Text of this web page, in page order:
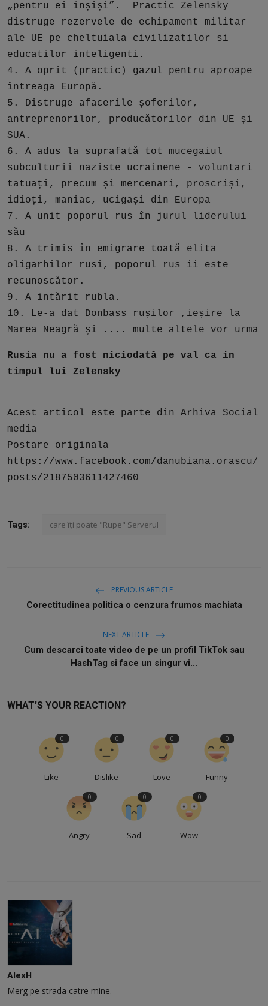
„pentru ei înșiși”. Practic Zelensky
distruge rezervele de echipament militar
ale UE pe cheltuiala civilizatilor si
educatilor inteligenti.
4. A oprit (practic) gazul pentru aproape
întreaga Europă.
5. Distruge afacerile șoferilor,
antreprenorilor, producătorilor din UE și
SUA.
6. A adus la suprafată tot mucegaiul
subculturii naziste ucrainene - voluntari
tatuați, precum și mercenari, proscriși,
idioți, maniac, ucigași din Europa
7. A unit poporul rus în jurul liderului
său
8. A trimis în emigrare toată elita
oligarhilor rusi, poporul rus ii este
recunoscător.
9. A intărit rubla.
10. Le-a dat Donbass rușilor ,ieșire la
Marea Neagră și .... multe altele vor urma
Rusia nu a fost niciodată pe val ca in
timpul lui Zelensky
Acest articol este parte din Arhiva Social
media
Postare originala
https://www.facebook.com/danubiana.orascu/
posts/2187503611427460
Tags: care îți poate "Rupe" Serverul
PREVIOUS ARTICLE
Corectitudinea politica o cenzura frumos machiata
NEXT ARTICLE
Cum descarci toate video de pe un profil TikTok sau
HashTag si face un singur vi...
WHAT'S YOUR REACTION?
Like
0
Dislike
0
Love
0
Funny
0
Angry
0
Sad
0
Wow
0
AlexH
Merg pe strada catre mine.